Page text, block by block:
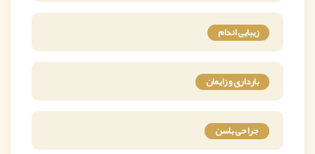
زیبایی اندام
بارداری و زایمان
جراحی باسن